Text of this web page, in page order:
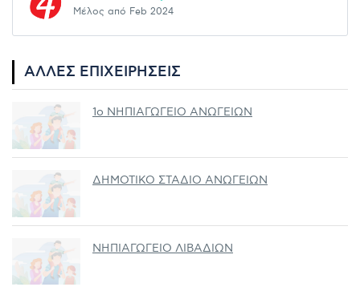
Μέλος από Feb 2024
ΆΛΛΕΣ ΕΠΙΧΕΙΡΉΣΕΙΣ
1ο ΝΗΠΙΑΓΩΓΕΙΟ ΑΝΩΓΕΙΩΝ
ΔΗΜΟΤΙΚΟ ΣΤΑΔΙΟ ΑΝΩΓΕΙΩΝ
ΝΗΠΙΑΓΩΓΕΙΟ ΛΙΒΑΔΙΩΝ